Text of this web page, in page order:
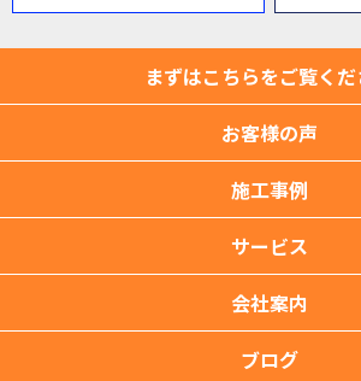
まずはこちらをご覧く
お客様の声
施工事例
サービス
会社案内
ブログ